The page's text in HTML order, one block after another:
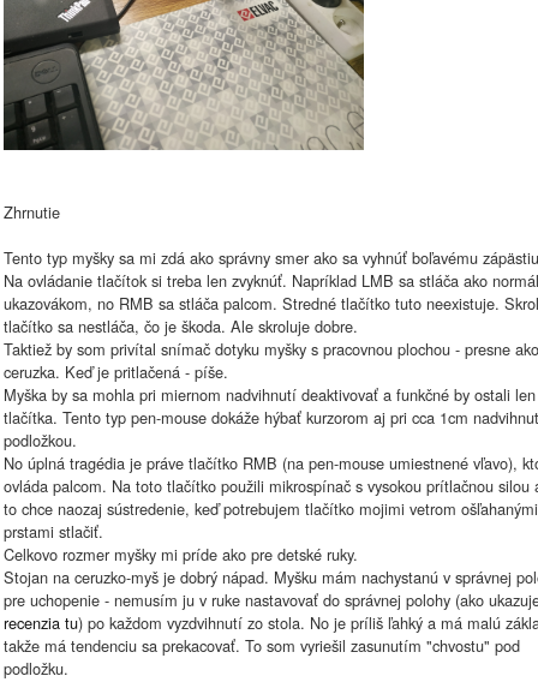
Zhrnutie
Tento typ myšky sa mi zdá ako správny smer ako sa vyhnúť boľavému
Na ovládanie tlačítok si treba len zvyknúť. Napríklad LMB sa stláča ako
ukazovákom, no RMB sa stláča palcom. Stredné tlačítko tuto neexistuje.
tlačítko sa nestláča, čo je škoda. Ale skroluje dobre.
Taktiež by som privítal snímač dotyku myšky s pracovnou plochou - presne ako
ceruzka. Keď je pritlačená - píše.
Myška by sa mohla pri miernom nadvihnutí deaktivovať a funkčné by ostali len
tlačítka. Tento typ pen-mouse dokáže hýbať kurzorom aj pri cca 1cm
podložkou.
No úplná tragédia je práve tlačítko RMB (na pen-mouse umiestnené vľavo),
ovláda palcom. Na toto tlačítko použili mikrospínač s vysokou prítlačnou silou
to chce naozaj sústredenie, keď potrebujem tlačítko mojimi vetrom ošľahanými
prstami stlačiť.
Celkovo rozmer myšky mi príde ako pre detské ruky.
Stojan na ceruzko-myš je dobrý nápad. Myšku mám nachystanú v správnej
pre uchopenie - nemusím ju v ruke nastavovať do správnej polohy (ako
recenzia tu) po každom vyzdvihnutí zo stola. No je príliš ľahký a má malú
takže má tendenciu sa prekacovať. To som vyriešil zasunutím "chvostu" pod
podložku.